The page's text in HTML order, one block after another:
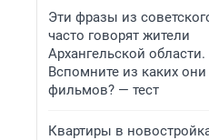
Эти фразы из
часто говорят жители
Архангельской области.
Вспомните из каких они
фильмов? — тест
Квартиры в